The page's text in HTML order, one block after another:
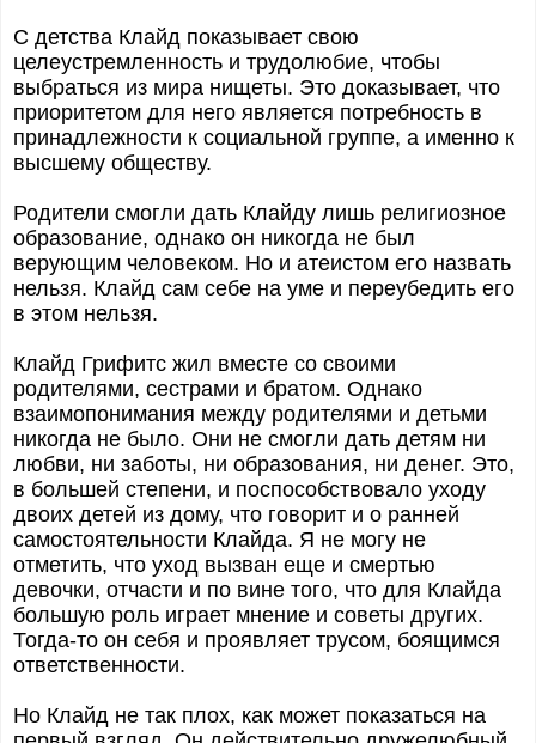
С детства Клайд показывает свою
целеустремленность и трудолюбие, чтобы
выбраться из мира нищеты. Это доказывает, что
приоритетом для него является потребность в
принадлежности к социальной группе, а именно к
высшему обществу.
Родители смогли дать Клайду лишь религиозное
образование, однако он никогда не был
верующим человеком. Но и атеистом его назвать
нельзя. Клайд сам себе на уме и переубедить его
в этом нельзя.
Клайд Грифитс жил вместе со своими
родителями, сестрами и братом. Однако
взаимопонимания между родителями и детьми
никогда не было. Они не смогли дать детям ни
любви, ни заботы, ни образования, ни денег. Это,
в большей степени, и поспособствовало уходу
двоих детей из дому, что говорит и о ранней
самостоятельности Клайда. Я не могу не
отметить, что уход вызван еще и смертью
девочки, отчасти и по вине того, что для Клайда
большую роль играет мнение и советы других.
Тогда-то он себя и проявляет трусом, боящимся
ответственности.
Но Клайд не так плох, как может показаться на